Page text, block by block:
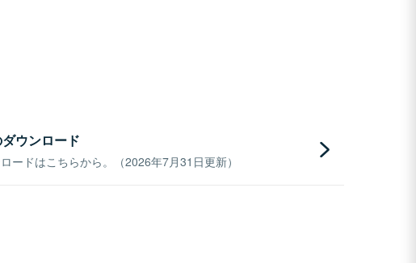
ウンロード
ードはこちらから。（2026年7月31日更新）